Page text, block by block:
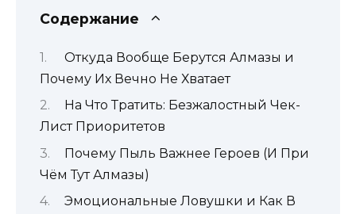
Содержание
Откуда Вообще Берутся Алмазы и
Почему Их Вечно Не Хватает
На Что Тратить: Безжалостный Чек-
Лист Приоритетов
Почему Пыль Важнее Героев (И При
Чём Тут Алмазы)
Эмоциональные Ловушки и Как В